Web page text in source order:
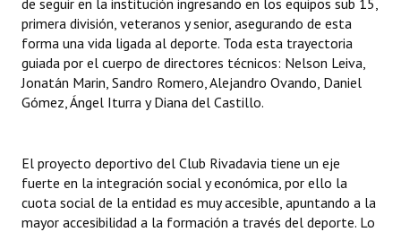
Banca del Vecino - Registro
Huéspedes de Honor - Registro
Antiguos Pobladores - Registro
Bariloche, Municipio intercultural
Entrega de distinciones
de seguir en la institución ingresando en los equipos sub 15,
primera división, veteranos y senior, asegurando de esta
forma una vida ligada al deporte. Toda esta trayectoria
guiada por el cuerpo de directores técnicos: Nelson Leiva,
Jonatán Marin, Sandro Romero, Alejandro Ovando, Daniel
Gómez, Ángel Iturra y Diana del Castillo.
El proyecto deportivo del Club Rivadavia tiene un eje
fuerte en la integración social y económica, por ello la
cuota social de la entidad es muy accesible, apuntando a la
mayor accesibilidad a la formación a través del deporte. Lo